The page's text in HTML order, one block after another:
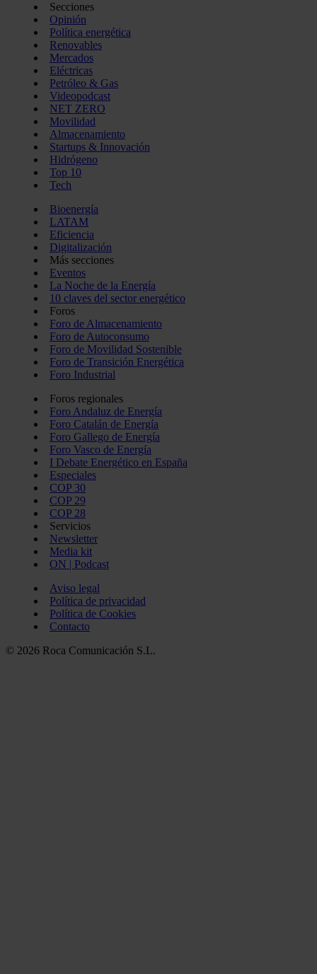
Secciones
Opinión
Política energética
Renovables
Mercados
Eléctricas
Petróleo & Gas
Videopodcast
NET ZERO
Movilidad
Almacenamiento
Startups & Innovación
Hidrógeno
Top 10
Tech
Bioenergía
LATAM
Eficiencia
Digitalización
Más secciones
Eventos
La Noche de la Energía
10 claves del sector energético
Foros
Foro de Almacenamiento
Foro de Autoconsumo
Foro de Movilidad Sostenible
Foro de Transición Energética
Foro Industrial
Foros regionales
Foro Andaluz de Energía
Foro Catalán de Energía
Foro Gallego de Energía
Foro Vasco de Energía
I Debate Energético en España
Especiales
COP 30
COP 29
COP 28
Servicios
Newsletter
Media kit
ON | Podcast
Aviso legal
Política de privacidad
Política de Cookies
Contacto
© 2026 Roca Comunicación S.L.